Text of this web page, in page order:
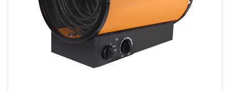
EN SAVOIR PLUS